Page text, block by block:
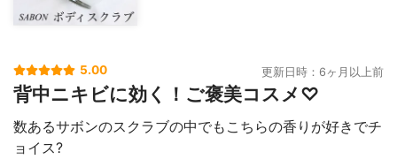
5.00 更新日時：6ヶ月以上前
背中ニキビに効く！ご褒美コスメ♡
数あるサボンのスクラブの中でもこちらの香りが好きでチ
ョイス?